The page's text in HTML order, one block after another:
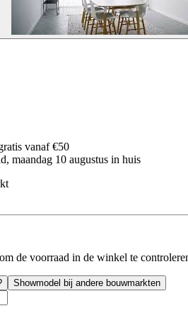
vanaf €50
maandag 10 augustus in huis
de voorraad in de winkel te
Showmodel bij andere bouwmarkten